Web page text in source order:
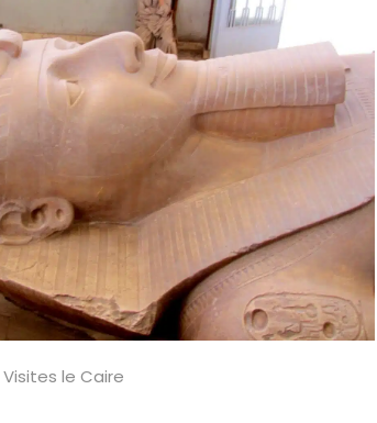
Visites le Caire